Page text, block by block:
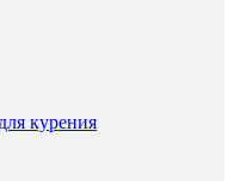
курения